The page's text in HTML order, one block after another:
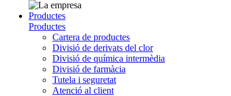
Productes
Productes
Cartera de productes
Divisió de derivats del clor
Divisió de química intermèdia
Divisió de farmàcia
Tutela i seguretat
Atenció al client